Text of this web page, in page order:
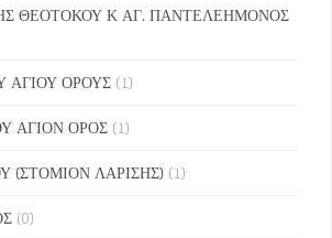
ΘΕΟΤΟΚΟΥ Κ ΑΓ. ΠΑΝΤΕΛΕΗΜΟΝΟΣ
ΑΓΙΟΥ ΟΡΟΥΣ (1)
ΑΓΙΟΝ ΟΡΟΣ(1)
(ΣΤΟΜΙΟΝ ΛΑΡΙΣΗΣ) (1)
(0)